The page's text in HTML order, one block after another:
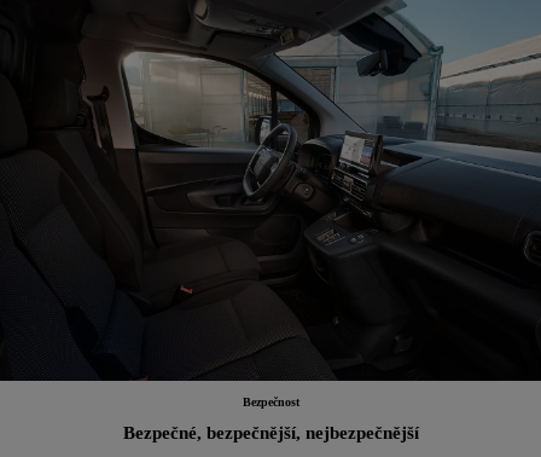
Bezpečnost
Bezpečné, bezpečnější, nejbezpečnější